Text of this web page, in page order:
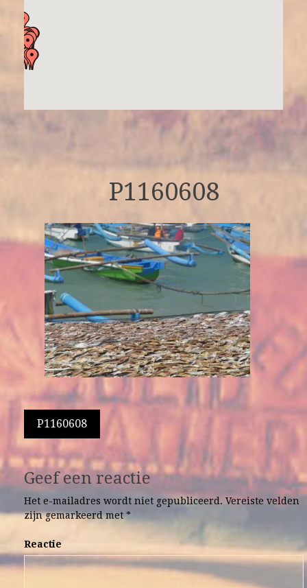
P1160608
Berichtnavigatie
P1160608
Geef een reactie
Het e-mailadres wordt niet gepubliceerd. Vereiste velden
zijn gemarkeerd met*
Reactie